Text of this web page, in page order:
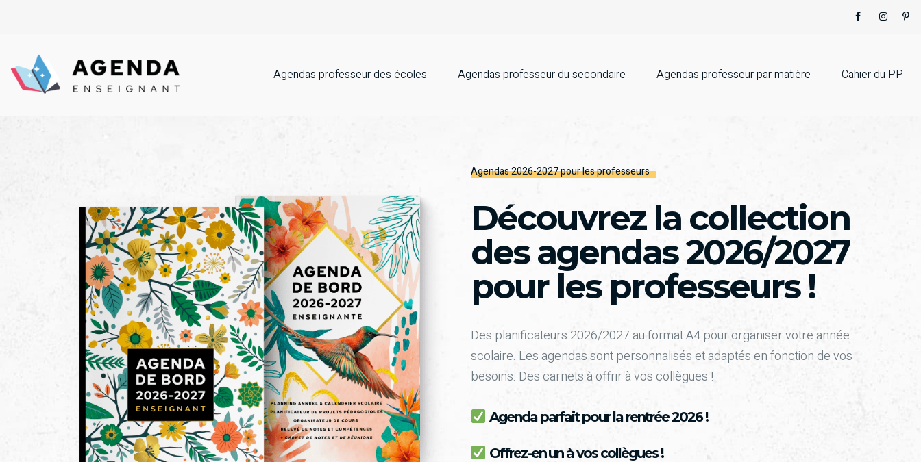
Agendas professeur des écoles Agendas professeur du secondaire Agendas professeur par matière Cahier du PP
Agendas 2026-2027 pour les professeurs
Découvrez la collection
des agendas 2026/2027
pour les professeurs !
Des planificateurs 2026/2027 au format A4 pour organiser votre année
scolaire. Les agendas sont personnalisés et adaptés en fonction de vos
besoins. Des carnets à offrir à vos collègues !
Agenda parfait pour la rentrée 2026 !
Offrez-en un à vos collègues !